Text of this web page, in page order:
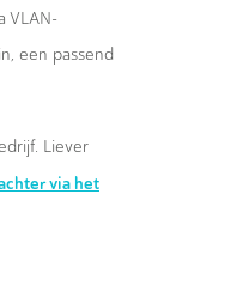
VLAN-
een passend
Liever
via het